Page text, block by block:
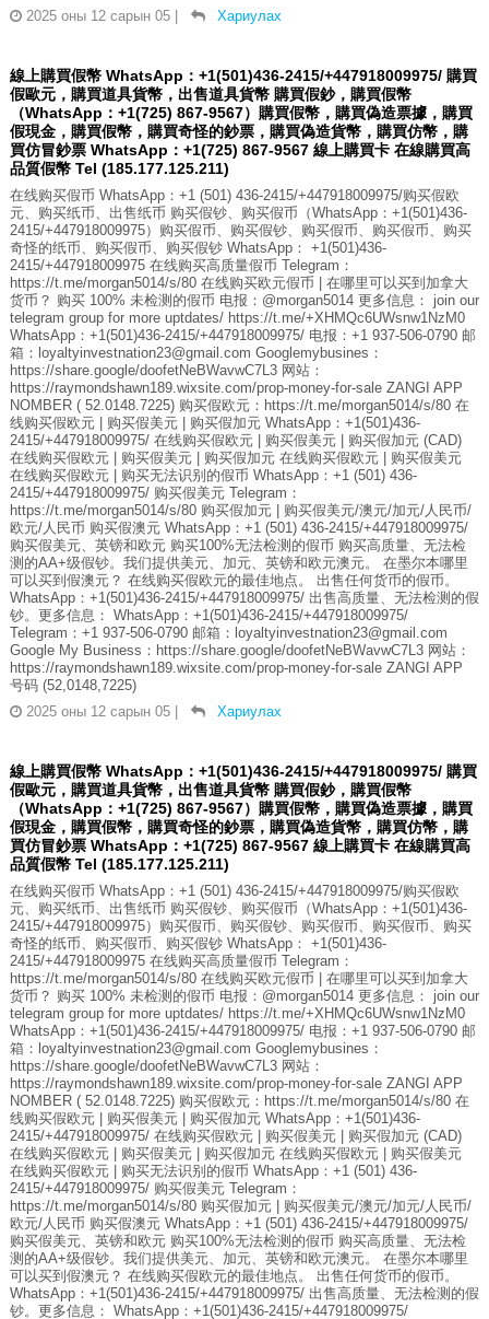
2025 оны 12 сарын 05
Хариулах
線上購買假幣 WhatsApp：+1(501)436-2415/+447918009975/ 購買
假歐元，購買道具貨幣，出售道具貨幣 購買假鈔，購買假幣
（WhatsApp：+1(725) 867-9567）購買假幣，購買偽造票據，購買
假現金，購買假幣，購買奇怪的鈔票，購買偽造貨幣，購買仿幣，購
買仿冒鈔票 WhatsApp：+1(725) 867-9567 線上購買卡 在線購買高
品質假幣 Tel (185.177.125.211)
在线购买假币 WhatsApp：+1 (501) 436-2415/+447918009975/购买假欧
元、购买纸币、出售纸币 购买假钞、购买假币（WhatsApp：+1(501)436-
2415/+447918009975）购买假币、购买假钞、购买假币、购买假币、购买
奇怪的纸币、购买假币、购买假钞 WhatsApp： +1(501)436-
2415/+447918009975 在线购买高质量假币 Telegram：
https://t.me/morgan5014/s/80 在线购买欧元假币 | 在哪里可以买到加拿大
货币？ 购买 100% 未检测的假币 电报：@morgan5014 更多信息： join our
telegram group for more uptdates/ https://t.me/+XHMQc6UWsnw1NzM0
WhatsApp：+1(501)436-2415/+447918009975/ 电报：+1 937-506-0790 邮
箱：loyaltyinvestnation23@gmail.com Googlemybusines：
https://share.google/doofetNeBWavwC7L3 网站：
https://raymondshawn189.wixsite.com/prop-money-for-sale ZANGI APP
NOMBER ( 52.0148.7225) 购买假欧元：https://t.me/morgan5014/s/80 在
线购买假欧元 | 购买假美元 | 购买假加元 WhatsApp：+1(501)436-
2415/+447918009975/ 在线购买假欧元 | 购买假美元 | 购买假加元 (CAD)
在线购买假欧元 | 购买假美元 | 购买假加元 在线购买假欧元 | 购买假美元
在线购买假欧元 | 购买无法识别的假币 WhatsApp：+1 (501) 436-
2415/+447918009975/ 购买假美元 Telegram：
https://t.me/morgan5014/s/80 购买假加元 | 购买假美元/澳元/加元/人民币/
欧元/人民币 购买假澳元 WhatsApp：+1 (501) 436-2415/+447918009975/
购买假美元、英镑和欧元 购买100%无法检测的假币 购买高质量、无法检
测的AA+级假钞。我们提供美元、加元、英镑和欧元澳元。 在墨尔本哪里
可以买到假澳元？ 在线购买假欧元的最佳地点。 出售任何货币的假币。
WhatsApp：+1(501)436-2415/+447918009975/ 出售高质量、无法检测的假
钞。更多信息： WhatsApp：+1(501)436-2415/+447918009975/
Telegram：+1 937-506-0790 邮箱：loyaltyinvestnation23@gmail.com
Google My Business：https://share.google/doofetNeBWavwC7L3 网站：
https://raymondshawn189.wixsite.com/prop-money-for-sale ZANGI APP
号码 (52,0148,7225)
2025 оны 12 сарын 05
Хариулах
線上購買假幣 WhatsApp：+1(501)436-2415/+447918009975/ 購買
假歐元，購買道具貨幣，出售道具貨幣 購買假鈔，購買假幣
（WhatsApp：+1(725) 867-9567）購買假幣，購買偽造票據，購買
假現金，購買假幣，購買奇怪的鈔票，購買偽造貨幣，購買仿幣，購
買仿冒鈔票 WhatsApp：+1(725) 867-9567 線上購買卡 在線購買高
品質假幣 Tel (185.177.125.211)
在线购买假币 WhatsApp：+1 (501) 436-2415/+447918009975/购买假欧
元、购买纸币、出售纸币 购买假钞、购买假币（WhatsApp：+1(501)436-
2415/+447918009975）购买假币、购买假钞、购买假币、购买假币、购买
奇怪的纸币、购买假币、购买假钞 WhatsApp： +1(501)436-
2415/+447918009975 在线购买高质量假币 Telegram：
https://t.me/morgan5014/s/80 在线购买欧元假币 | 在哪里可以买到加拿大
货币？ 购买 100% 未检测的假币 电报：@morgan5014 更多信息： join our
telegram group for more uptdates/ https://t.me/+XHMQc6UWsnw1NzM0
WhatsApp：+1(501)436-2415/+447918009975/ 电报：+1 937-506-0790 邮
箱：loyaltyinvestnation23@gmail.com Googlemybusines：
https://share.google/doofetNeBWavwC7L3 网站：
https://raymondshawn189.wixsite.com/prop-money-for-sale ZANGI APP
NOMBER ( 52.0148.7225) 购买假欧元：https://t.me/morgan5014/s/80 在
线购买假欧元 | 购买假美元 | 购买假加元 WhatsApp：+1(501)436-
2415/+447918009975/ 在线购买假欧元 | 购买假美元 | 购买假加元 (CAD)
在线购买假欧元 | 购买假美元 | 购买假加元 在线购买假欧元 | 购买假美元
在线购买假欧元 | 购买无法识别的假币 WhatsApp：+1 (501) 436-
2415/+447918009975/ 购买假美元 Telegram：
https://t.me/morgan5014/s/80 购买假加元 | 购买假美元/澳元/加元/人民币/
欧元/人民币 购买假澳元 WhatsApp：+1 (501) 436-2415/+447918009975/
购买假美元、英镑和欧元 购买100%无法检测的假币 购买高质量、无法检
测的AA+级假钞。我们提供美元、加元、英镑和欧元澳元。 在墨尔本哪里
可以买到假澳元？ 在线购买假欧元的最佳地点。 出售任何货币的假币。
WhatsApp：+1(501)436-2415/+447918009975/ 出售高质量、无法检测的假
钞。更多信息： WhatsApp：+1(501)436-2415/+447918009975/